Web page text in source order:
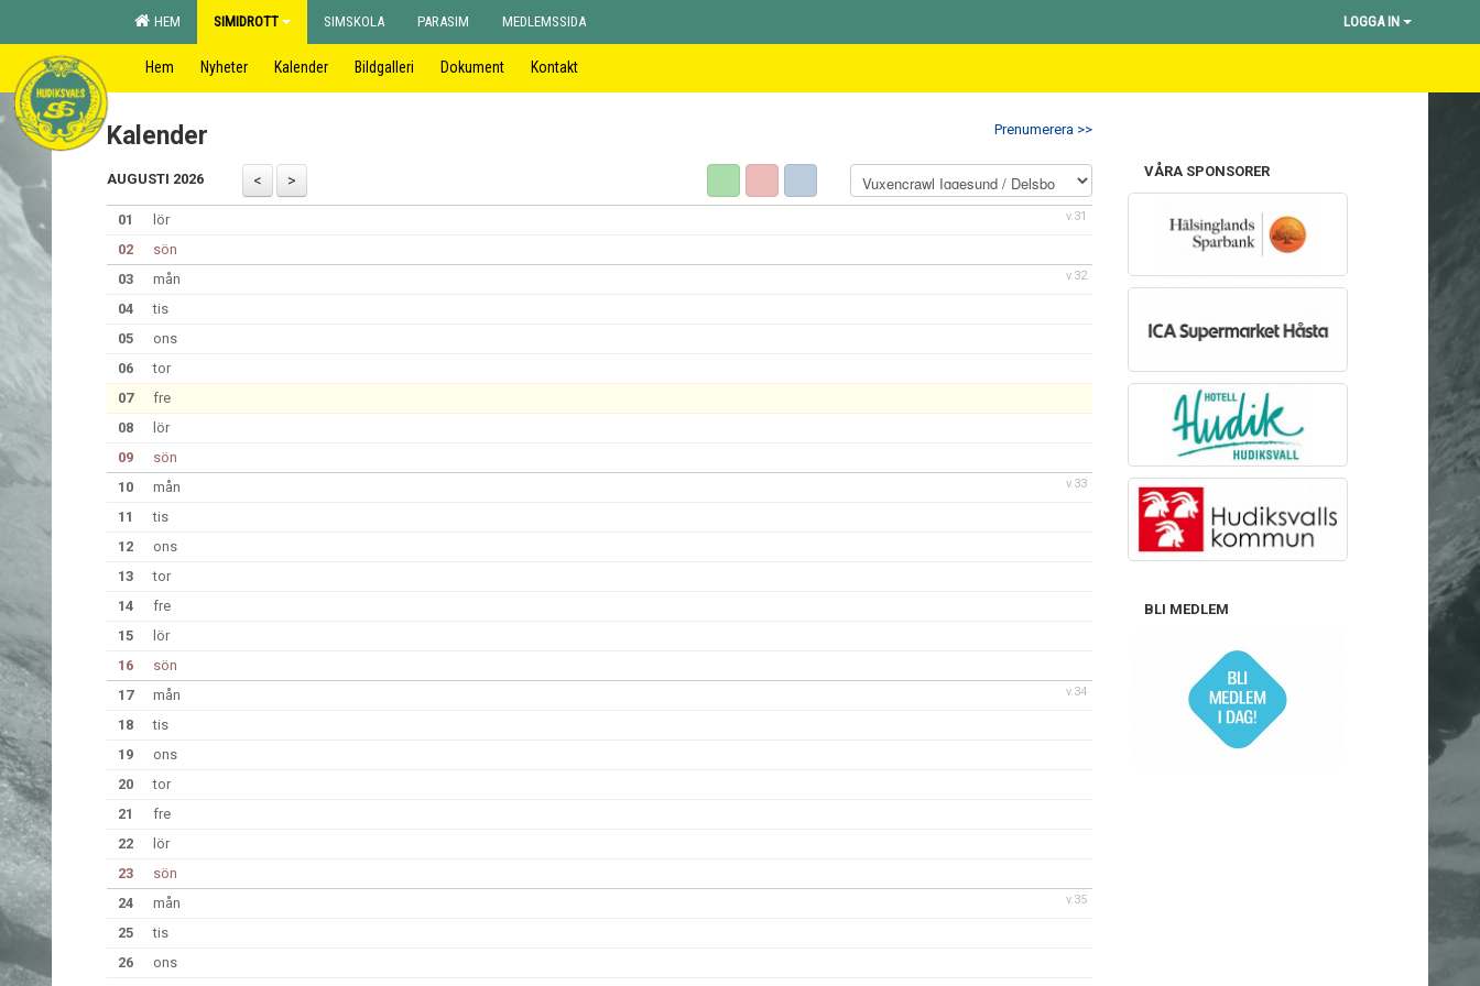
HEM SIMIDROTT SIMSKOLA PARASIM MEDLEMSSIDA LOGGA IN
Hem Nyheter Kalender Bildgalleri Dokument Kontakt
Prenumerera >>
Kalender
AUGUSTI 2026
v.31
01
lör
02
sön
v.32
03
mån
04
tis
05
ons
06
tor
07
fre
08
lör
09
sön
v.33
10
mån
11
tis
12
ons
13
tor
14
fre
15
lör
16
sön
v.34
17
mån
18
tis
19
ons
20
tor
21
fre
22
lör
23
sön
v.35
24
mån
25
tis
26
ons
VÅRA SPONSORER
BLI MEDLEM